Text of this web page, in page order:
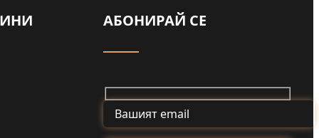
Задържаха мъж
АБОНИРАЙ СЕ